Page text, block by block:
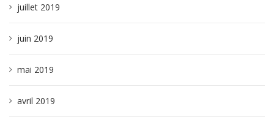
juillet 2019
juin 2019
mai 2019
avril 2019